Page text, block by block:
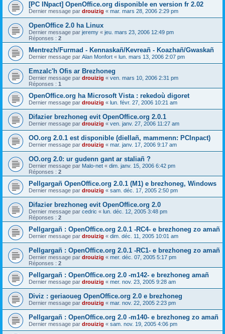
[PC INpact] OpenOffice.org disponible en version fr 2.02
Dernier message par drouizig « mar. mars 28, 2006 2:29 pm
OpenOffice 2.0 ha Linux
Dernier message par jeremy « jeu. mars 23, 2006 12:49 pm
Réponses : 2
Mentrezh/Furmad - Kennaskañ/Kevreañ - Koazhañ/Gwaskañ
Dernier message par Alan Monfort « lun. mars 13, 2006 2:07 pm
Emzalc'h Ofis ar Brezhoneg
Dernier message par drouizig « ven. mars 10, 2006 2:31 pm
Réponses : 1
OpenOffice.org ha Microsoft Vista : rekedoù digoret
Dernier message par drouizig « lun. févr. 27, 2006 10:21 am
Difazier brezhoneg evit OpenOffice.org 2.0.1
Dernier message par drouizig « ven. janv. 27, 2006 11:27 am
OO.org 2.0.1 est disponible (diellañ, mammenn: PCInpact)
Dernier message par drouizig « mar. janv. 17, 2006 9:17 am
OO.org 2.0: ur gudenn gant ar staliañ ?
Dernier message par Malo-net « dim. janv. 15, 2006 6:42 pm
Réponses : 2
Pellgargañ OpenOffice.org 2.0.1 (M1) e brezhoneg, Windows
Dernier message par drouizig « sam. déc. 17, 2005 2:50 pm
Difazier brezhoneg evit OpenOffice.org 2.0
Dernier message par cedric « lun. déc. 12, 2005 3:48 pm
Réponses : 2
Pellgargañ : OpenOffice.org 2.0.1 -RC4- e brezhoneg zo amañ
Dernier message par drouizig « dim. déc. 11, 2005 10:01 am
Pellgargañ : OpenOffice.org 2.0.1 -RC1- e brezhoneg zo amañ
Dernier message par drouizig « mer. déc. 07, 2005 5:17 pm
Réponses : 2
Pellgargañ : OpenOffice.org 2.0 -m142- e brezhoneg amañ
Dernier message par drouizig « mer. nov. 23, 2005 9:28 am
Diviz : geriaoueg OpenOffice.org 2.0 e brezhoneg
Dernier message par drouizig « mar. nov. 22, 2005 2:23 pm
Pellgargañ : OpenOffice.org 2.0 -m140- e brezhoneg zo amañ
Dernier message par drouizig « sam. nov. 19, 2005 4:06 pm